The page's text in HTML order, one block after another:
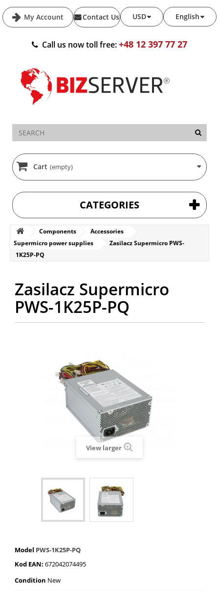
My Account English
USD
Contact Us
Call us now toll free:+48 12 397 77 27
Cart (empty)
CATEGORIES
Components
Accessories
Supermicro power supplies
Zasilacz Supermicro PWS-
1K25P-PQ
Zasilacz Supermicro
PWS-1K25P-PQ
View larger
Model PWS-1K25P-PQ
Kod EAN: 672042074495
Condition New